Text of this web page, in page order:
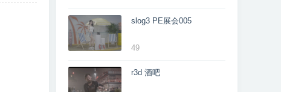
slog3 PE展会005
49
r3d 酒吧